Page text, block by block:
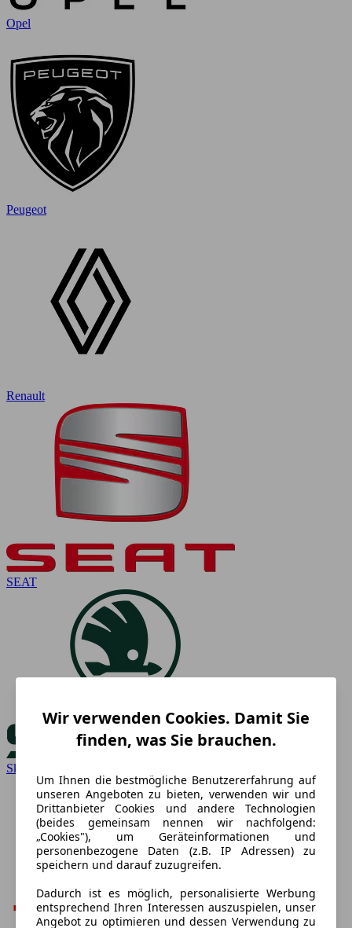
Wir verwenden Cookies. Damit Sie
finden, was Sie brauchen.
Um Ihnen die bestmögliche Benutzererfahrung auf
unseren Angeboten zu bieten, verwenden wir und
Drittanbieter Cookies und andere Technologien
(beides gemeinsam nennen wir nachfolgend:
„Cookies"), um Geräteinformationen und
personenbezogene Daten (z.B. IP Adressen) zu
speichern und darauf zuzugreifen.
Dadurch ist es möglich, personalisierte Werbung
entsprechend Ihren Interessen auszuspielen, unser
Angebot zu optimieren und dessen Verwendung zu
Opel
Peugeot
Renault
SEAT
Skoda